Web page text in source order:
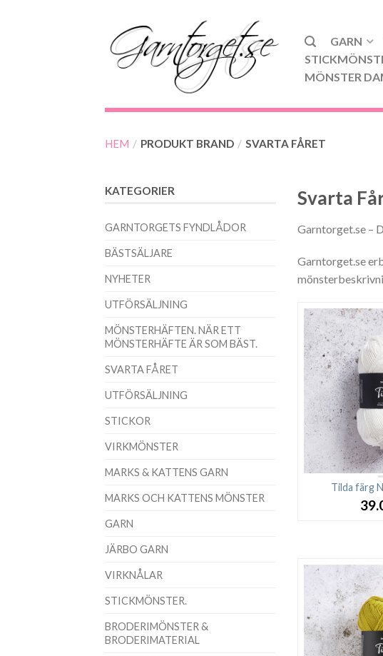
GARN
MÖNSTER
HEM / PRODUKT BRAND / SVARTA FÅRET
Svarta
Garntorget.se –
Garntorget.se
Tilda färg
KATEGORIER
GARNTORGETS FYNDLÅDOR
BÄSTSÄLJARE
NYHETER
UTFÖRSÄLJNING
MÖNSTERHÄFTEN. NÄR ETT
MÖNSTERHÄFTE ÄR SOM BÄST.
SVARTA FÅRET
UTFÖRSÄLJNING
STICKOR
VIRKMÖNSTER
MARKS & KATTENS GARN
MARKS OCH KATTENS MÖNSTER
GARN
JÄRBO GARN
VIRKNÅLAR
STICKMÖNSTER.
BRODERIMÖNSTER &
BRODERIMATERIAL